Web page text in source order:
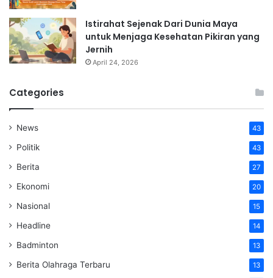
Istirahat Sejenak Dari Dunia Maya
untuk Menjaga Kesehatan Pikiran yang
Jernih
April 24, 2026
Categories
News 43
Politik 43
Berita 27
Ekonomi 20
Nasional 15
Headline 14
Badminton 13
Berita Olahraga Terbaru 13